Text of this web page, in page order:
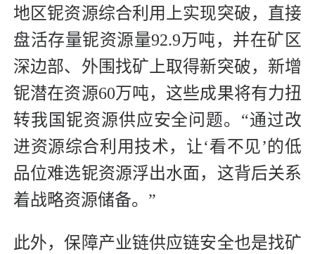
地区铌资源综合利用上实现突破，直接
盘活存量铌资源量92.9万吨，并在矿区
深边部、外围找矿上取得新突破，新增
铌潜在资源60万吨，这些成果将有力扭
转我国铌资源供应安全问题。“通过改
进资源综合利用技术，让‘看不见’的低
品位难选铌资源浮出水面，这背后关系
着战略资源储备。”
此外，保障产业链供应链安全也是找矿